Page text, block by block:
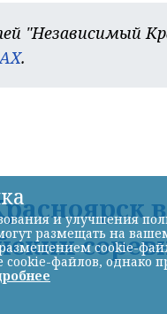
"Независимый
.
и улучшения
размещать на
cookie-
cookie-файлов,